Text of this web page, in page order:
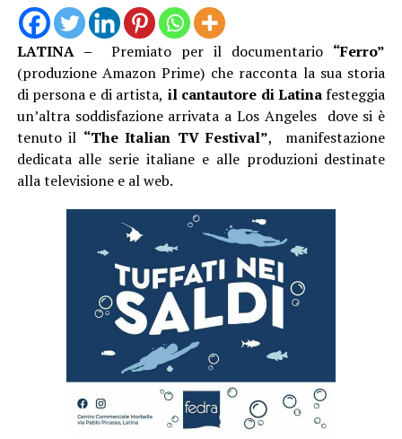
LATINA – Premiato per il documentario “Ferro”
(produzione Amazon Prime) che racconta la sua storia
di persona e di artista, il cantautore di Latinafesteggia
un’altra soddisfazione arrivata a Los Angeles dove si è
tenuto il “The Italian TV Festival”, manifestazione
dedicata alle serie italiane e alle produzioni destinate
alla televisione e al web.